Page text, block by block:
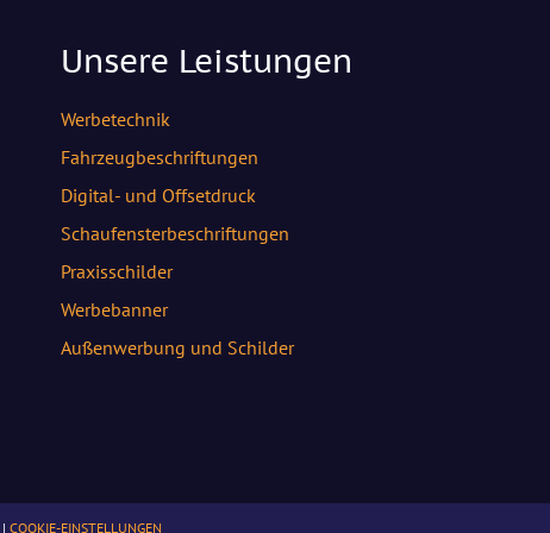
Unsere Leistungen
Werbetechnik
Fahrzeugbeschriftungen
Digital- und Offsetdruck
Schaufensterbeschriftungen
Praxisschilder
Werbebanner
Außenwerbung und Schilder
| COOKIE-EINSTELLUNGEN